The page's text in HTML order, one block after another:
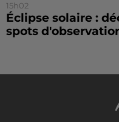
15h02
Éclipse solaire :
spots